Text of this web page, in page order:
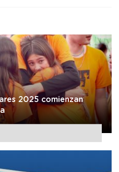
2025 comienzan